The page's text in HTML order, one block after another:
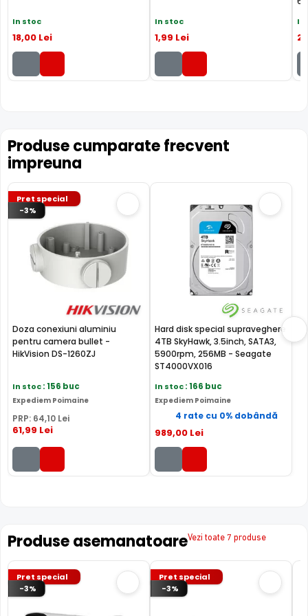
FILTRU IR MECANIC (ICR / IR Cut Fillter)
Camera HIKVISION DS-2CD2T86G2-4I 2C are un filtru IR
Mecanic autoretractabil ce filtreaza lumina in infrarosu
afisare a culorilor, iar pe timpul noptii acesta este retras
pentru a permite luminii in infrarosu sa treaca,
imbunatatind vizibilitatea camerei in modul alb/negru.
In stoc
18,00 Lei
In stoc
1,99 Lei
In
2
Produse cumparate frecvent
impreuna
Pret special
-3%
Doza conexiuni aluminiu
pentru camera bullet -
HikVision DS-1260ZJ
In stoc: 156 buc
Expediem Poimaine
PRP: 64,10 Lei
61,99 Lei
Hard disk special supraveghere
4TB SkyHawk, 3.5inch, SATA3,
5900rpm, 256MB - Seagate
ST4000VX016
In stoc: 166 buc
Expediem Poimaine
4 rate cu 0% dobândă
989,00 Lei
Produse asemanatoareVezi toate 7 produse
Pret special
-3%
Pret special
-3%